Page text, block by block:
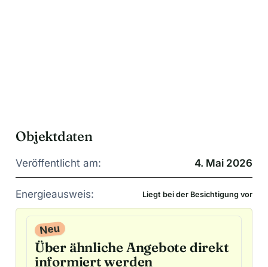
Objektdaten
Veröffentlicht am: 4. Mai 2026
Energieausweis: Liegt bei der Besichtigung vor
Neu
Über ähnliche Angebote direkt
informiert werden